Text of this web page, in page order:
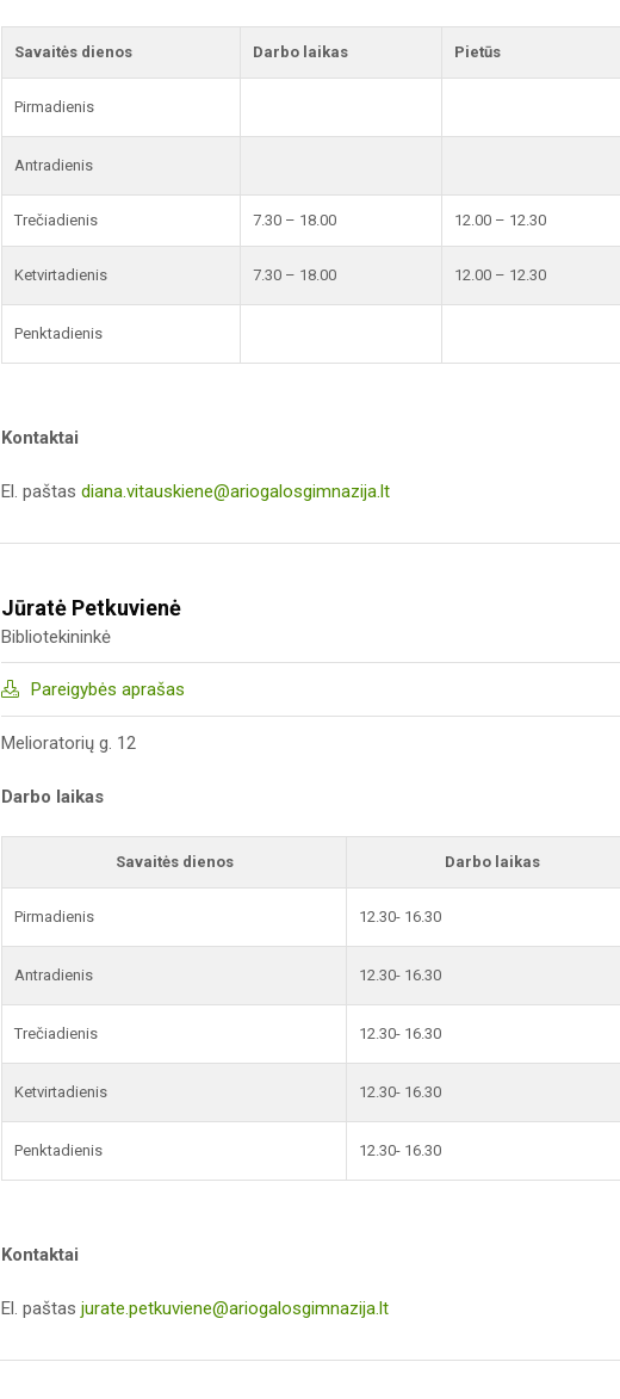
Savaitės dienos Darbo laikas Pietūs
Pirmadienis
Antradienis
Trečiadienis 7.30 – 18.00 12.00 – 12.30
Ketvirtadienis 7.30 – 18.00 12.00 – 12.30
Penktadienis
Kontaktai
El. paštas diana.vitauskiene@ariogalosgimnazija.lt
Jūratė Petkuvienė
Bibliotekininkė
Pareigybės aprašas
Melioratorių g. 12
Darbo laikas
Savaitės dienos Darbo laikas
Pirmadienis 12.30- 16.30
Antradienis 12.30- 16.30
Trečiadienis 12.30- 16.30
Ketvirtadienis 12.30- 16.30
Penktadienis 12.30- 16.30
Kontaktai
El. paštas jurate.petkuviene@ariogalosgimnazija.lt